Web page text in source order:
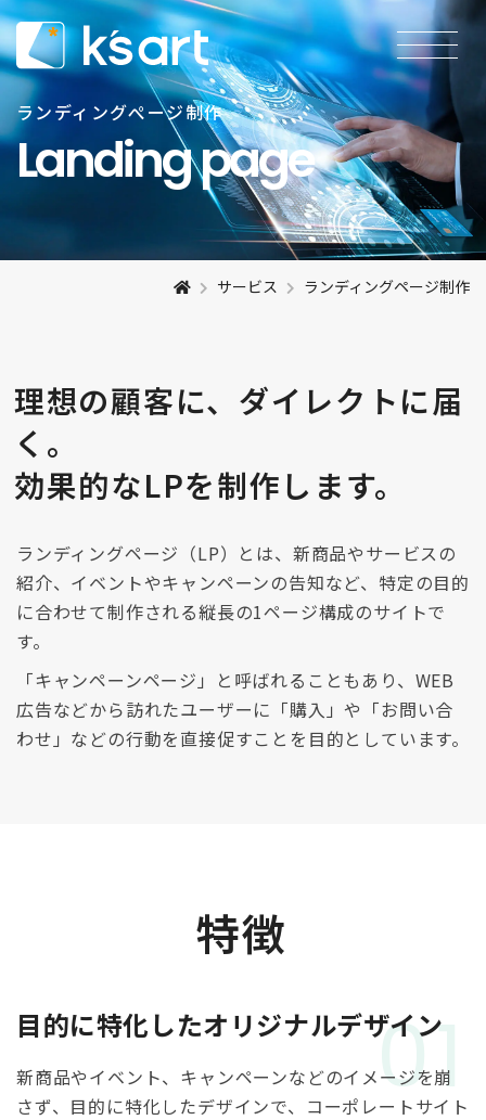
ランディングぺージ制作
Landing page
サービス ランディングページ制作
理想の顧客に、ダイレクトに届
く。
効果的なLPを制作します。
ランディングページ（LP）とは、新商品やサービスの
紹介、イベントやキャンペーンの告知など、特定の目的
に合わせて制作される縦長の1ページ構成のサイトで
す。
「キャンペーンページ」と呼ばれることもあり、WEB
広告などから訪れたユーザーに「購入」や「お問い合
わせ」などの行動を直接促すことを目的としています。
特徴
目的に特化したオリジナルデザイン
新商品やイベント、キャンペーンなどのイメージを崩
さず、目的に特化したデザインで、コーポレートサイト
01